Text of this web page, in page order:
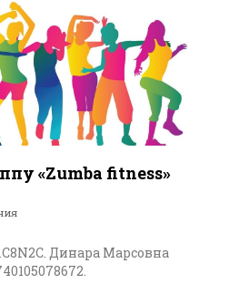
«Zumba fitness»
Динара Марсовна